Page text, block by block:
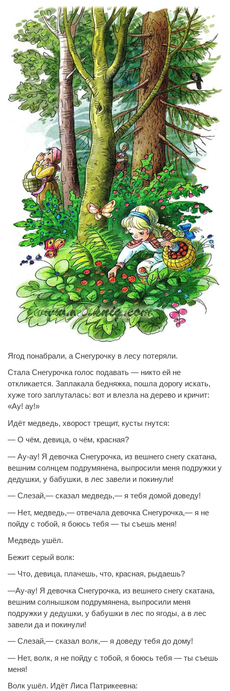
Ягод понабрали, а Снегурочку в лесу потеряли.
Стала Снегурочка голос подавать — никто ей не
откликается. Заплакала бедняжка, пошла дорогу искать,
хуже того заплуталась: вот и влезла на дерево и кричит:
«Ау! ау!»
Идёт медведь, хворост трещит, кусты гнутся:
— О чём, девица, о чём, красная?
— Ау-ау! Я девочка Снегурочка, из вешнего снегу скатана,
вешним солнцем подрумянена, выпросили меня подружки у
дедушки, у бабушки, в лес завели и покинули!
— Слезай,— сказал медведь,— я тебя домой доведу!
— Нет, медведь,— отвечала девочка Снегурочка,— я не
пойду с тобой, я боюсь тебя — ты съешь меня!
Медведь ушёл.
Бежит серый волк:
— Что, девица, плачешь, что, красная, рыдаешь?
—Ау-ау! Я девочка Снегурочка, из вешнего снегу скатана,
вешним солнышком подрумянена, выпросили меня
подружки у дедушки, у бабушки в лес по ягоды, а в лес
завели да и покинули!
— Слезай,— сказал волк,— я доведу тебя до дому!
— Нет, волк, я не пойду с тобой, я боюсь тебя — ты съешь
меня!
Волк ушёл. Идёт Лиса Патрикеевна: